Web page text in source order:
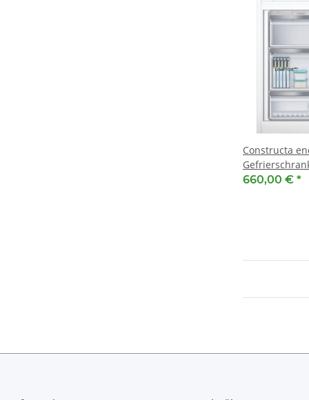
Constructa
F ]
660,00 € *